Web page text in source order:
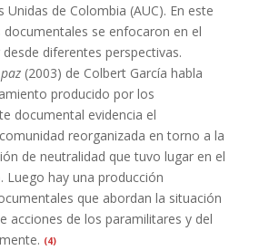
Unidas de Colombia (AUC). En este
se enfocaron en el
diferentes perspectivas.
(2003) de Colbert García habla
producido por los
documental evidencia el
reorganizada en torno a la
de neutralidad que tuvo lugar en el
Luego hay una producción
que abordan la situación
acciones de los paramilitares y del
. (4)